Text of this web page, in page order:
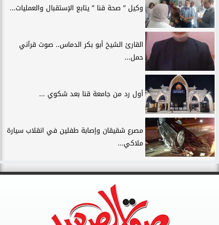
وكيل ” صحة قنا ” يتابع الإستقبال والعمليات...
القارئ الشيخ أبو بكر الدماس.. صوت قرآني
حمل...
أول رد من جامعة قنا بعد شكوي ...
مصرع شقيقان وإصابة طفلين في انقلاب سيارة
ملاكي...